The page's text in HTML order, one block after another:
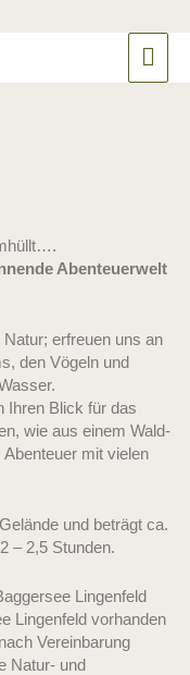
Abenteuerwelt
erfreuen uns an
den Vögeln und
Ihren Blick für das
wie aus einem Wald-
mit vielen
und beträgt ca.
– 2,5 Stunden.
Lingenfeld
Lingenfeld vorhanden
Vereinbarung
Natur- und